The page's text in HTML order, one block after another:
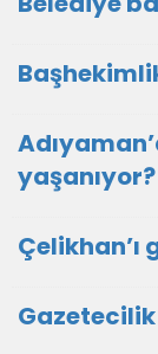
yaşanıyor?